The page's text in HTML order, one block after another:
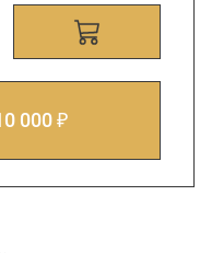
000 ₽